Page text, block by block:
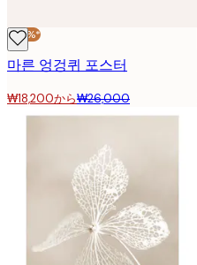
-30%*
마른 엉겅퀴 포스터
₩18,200から₩26,000